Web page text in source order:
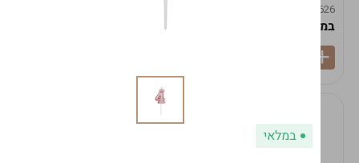
9009492379626
במארז במארז
במלאי